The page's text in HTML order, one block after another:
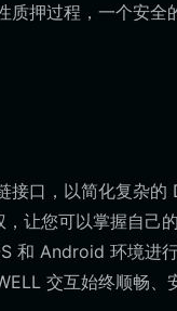
押过程，一个安
接口，以简化复杂
让您可以掌握自己
和 Android 环境进
交互始终顺畅、